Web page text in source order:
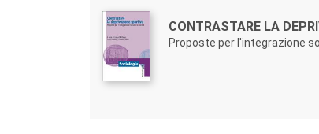
Autori:
Titolo:
CONTRASTARE LA
Proposte per l'integrazione